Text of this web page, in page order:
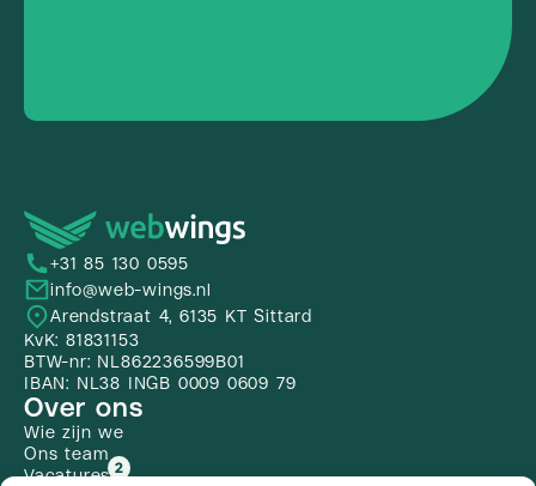
+31 85 130 0595
info@web-wings.nl
Arendstraat 4, 6135 KT Sittard
KvK: 81831153
BTW-nr: NL862236599B01
IBAN: NL38 INGB 0009 0609 79
Over ons
Wie zijn we
Ons team
Vacatures 2